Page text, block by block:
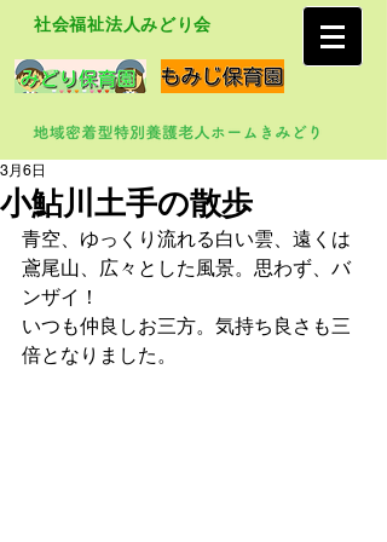
社会福祉法人みどり会
小鮎川土手の散歩
3月6日
青空、ゆっくり流れる白い雲、遠くは
鳶尾山、広々とした風景。思わず、バ
ンザイ！
いつも仲良しお三方。気持ち良さも三
倍となりました。